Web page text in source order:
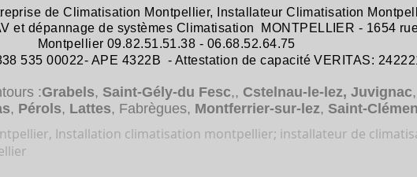
deClimatisation Montpellier, Installateur Climatisation
et dépannage de systèmes Climatisation MONTPELLIER - 1654
Montpellier 09.82.51.51.38 - 06.68.52.64.75
535 00022- APE 4322B - Attestation de capacité VERITAS:
:Grabels, Saint-Gély-du Fesc,, Cstelnau-le-lez, Juvignac,
, Pérols, Lattes, Fabrègues, Montferrier-sur-lez, Saint-
Installation climatisation montpellier; installateur de